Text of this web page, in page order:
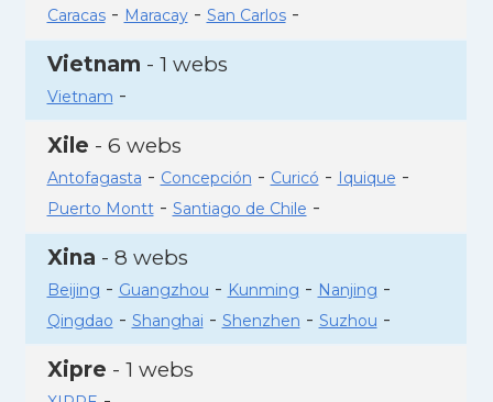
Caracas- Maracay- San Carlos-
Vietnam - 1 webs
Vietnam -
Xile - 6 webs
Antofagasta - Concepción - Curicó - Iquique -
Puerto Montt- Santiago de Chile -
Xina - 8 webs
Beijing - Guangzhou - Kunming - Nanjing -
Qingdao - Shanghai - Shenzhen - Suzhou -
Xipre - 1 webs